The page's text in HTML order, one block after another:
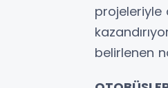
projeleriyle
belirlenen